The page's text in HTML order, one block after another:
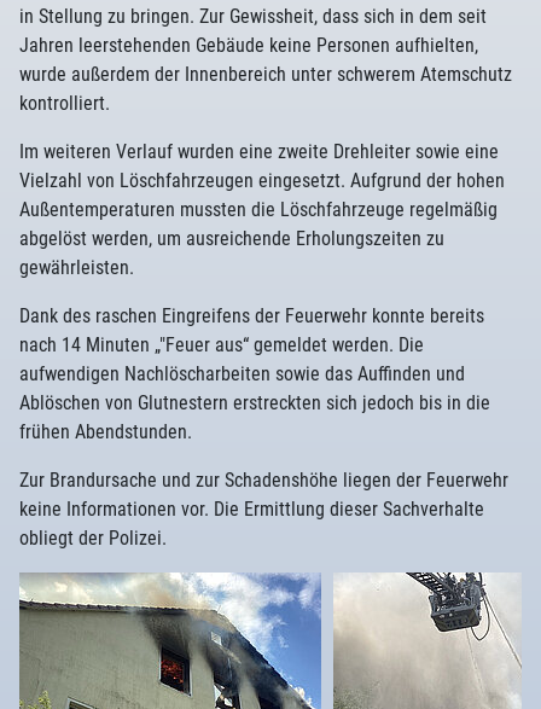
in Stellung zu bringen. Zur Gewissheit, dass sich in dem seit
Jahren leerstehenden Gebäude keine Personen aufhielten,
wurde außerdem der Innenbereich unter schwerem Atemschutz
kontrolliert.
Im weiteren Verlauf wurden eine zweite Drehleiter sowie eine
Vielzahl von Löschfahrzeugen eingesetzt. Aufgrund der hohen
Außentemperaturen mussten die Löschfahrzeuge regelmäßig
abgelöst werden, um ausreichende Erholungszeiten zu
gewährleisten.
Dank des raschen Eingreifens der Feuerwehr konnte bereits
nach 14 Minuten „"Feuer aus“ gemeldet werden. Die
aufwendigen Nachlöscharbeiten sowie das Auffinden und
Ablöschen von Glutnestern erstreckten sich jedoch bis in die
frühen Abendstunden.
Zur Brandursache und zur Schadenshöhe liegen der Feuerwehr
keine Informationen vor. Die Ermittlung dieser Sachverhalte
obliegt der Polizei.